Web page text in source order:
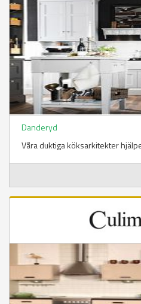
Danderyd
Våra duktiga köksarkitekter